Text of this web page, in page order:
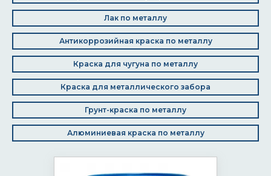
Лак по металлу
Антикоррозийная краска по металлу
Краска для чугуна по металлу
Краска для металлического забора
Грунт-краска по металлу
Алюминиевая краска по металлу